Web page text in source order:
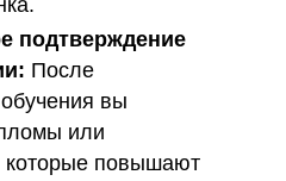
подтверждение
После
вы
или
которые повышают